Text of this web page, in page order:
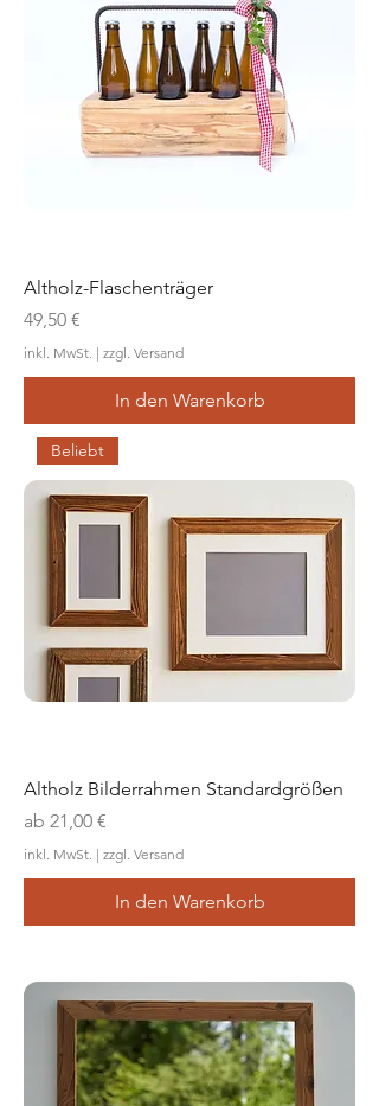
Altholz-Flaschenträger
Preis
49,50 €
inkl. MwSt. | zzgl. Versand
In den Warenkorb
Beliebt
Altholz Bilderrahmen Standardgrößen
ab 21,00 €
Sale-Preis
inkl. MwSt. | zzgl. Versand
In den Warenkorb